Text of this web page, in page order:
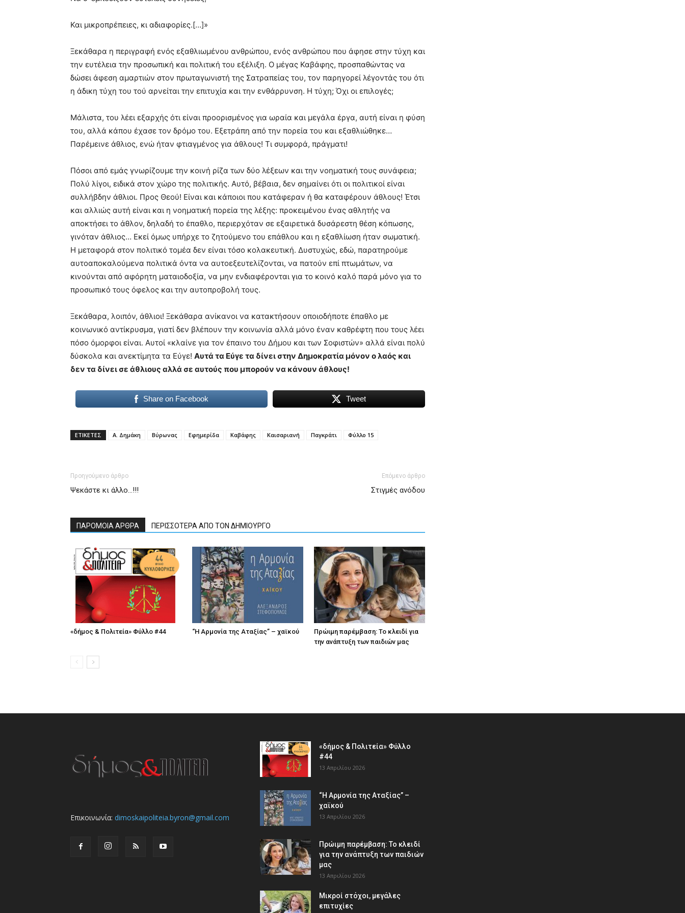
Και μικροπρέπειες, κι αδιαφορίες.[…]»
Ξεκάθαρα η περιγραφή ενός εξαθλιωμένου ανθρώπου, ενός ανθρώπου που άφησε στην τύχη και
την ευτέλεια την προσωπική και πολιτική του εξέλιξη. Ο μέγας Καβάφης, προσπαθώντας να
δώσει άφεση αμαρτιών στον πρωταγωνιστή της Σατραπείας του, τον παρηγορεί λέγοντάς του ότι
η άδικη τύχη του τού αρνείται την επιτυχία και την ενθάρρυνση. Η τύχη; Όχι οι επιλογές;
Μάλιστα, του λέει εξαρχής ότι είναι προορισμένος για ωραία και μεγάλα έργα, αυτή είναι η φύση
του, αλλά κάπου έχασε τον δρόμο του. Εξετράπη από την πορεία του και εξαθλιώθηκε…
Παρέμεινε άθλιος, ενώ ήταν φτιαγμένος για άθλους! Τι συμφορά, πράγματι!
Πόσοι από εμάς γνωρίζουμε την κοινή ρίζα των δύο λέξεων και την νοηματική τους συνάφεια;
Πολύ λίγοι, ειδικά στον χώρο της πολιτικής. Αυτό, βέβαια, δεν σημαίνει ότι οι πολιτικοί είναι
συλλήβδην άθλιοι. Προς Θεού! Είναι και κάποιοι που κατάφεραν ή θα καταφέρουν άθλους! Έτσι
και αλλιώς αυτή είναι και η νοηματική πορεία της λέξης: προκειμένου ένας αθλητής να
αποκτήσει το άθλον, δηλαδή το έπαθλο, περιερχόταν σε εξαιρετικά δυσάρεστη θέση κόπωσης,
γινόταν άθλιος… Εκεί όμως υπήρχε το ζητούμενο του επάθλου και η εξαθλίωση ήταν σωματική.
Η μεταφορά στον πολιτικό τομέα δεν είναι τόσο κολακευτική. Δυστυχώς, εδώ, παρατηρούμε
αυτοαποκαλούμενα πολιτικά όντα να αυτοεξευτελίζονται, να πατούν επί πτωμάτων, να
κινούνται από αφόρητη ματαιοδοξία, να μην ενδιαφέρονται για το κοινό καλό παρά μόνο για το
προσωπικό τους όφελος και την αυτοπροβολή τους.
Ξεκάθαρα, λοιπόν, άθλιοι! Ξεκάθαρα ανίκανοι να κατακτήσουν οποιοδήποτε έπαθλο με
κοινωνικό αντίκρυσμα, γιατί δεν βλέπουν την κοινωνία αλλά μόνο έναν καθρέφτη που τους λέει
πόσο όμορφοι είναι. Αυτοί «κλαίνε για τον έπαινο του Δήμου και των Σοφιστών» αλλά είναι πολύ
δύσκολα και ανεκτίμητα τα Εύγε! Αυτά τα Εύγε τα δίνει στην Δημοκρατία μόνον ο λαός και
δεν τα δίνει σε άθλιους αλλά σε αυτούς που μπορούν να κάνουν άθλους!
Share on Facebook Tweet
ΕΤΙΚΕΤΕΣ Α. Δημάκη Βύρωνας Εφημερίδα Καβάφης Καισαριανή Παγκράτι Φύλλο 15
Προηγούμενο άρθρο
Ψεκάστε κι άλλο…!!!
Επόμενο άρθρο
Στιγμές ανόδου
ΠΑΡΟΜΟΙΑ ΑΡΘΡΑ ΠΕΡΙΣΣΟΤΕΡΑ ΑΠΟ ΤΟΝ ΔΗΜΙΟΥΡΓΟ
«δήμος & Πολιτεία» Φύλλο #44 “Η Αρμονία της Αταξίας” – χαϊκού
Πρώιμη παρέμβαση: Το κλειδί για
την ανάπτυξη των παιδιών µας
Επικοινωνία: dimoskaipoliteia.byron@gmail.com
«δήμος & Πολιτεία» Φύλλο
#44
13 Απριλίου 2026
“Η Αρμονία της Αταξίας” –
χαϊκού
13 Απριλίου 2026
Πρώιμη παρέμβαση: Το κλειδί
για την ανάπτυξη των παιδιών
µας
13 Απριλίου 2026
Μικροί στόχοι, μεγάλες
επιτυχίες